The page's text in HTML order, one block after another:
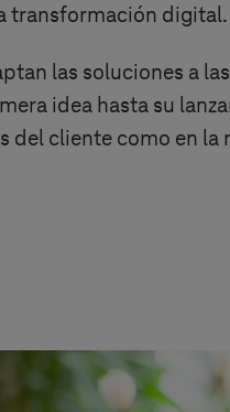
transformación digital.
las soluciones a las
idea hasta su
del cliente como en la